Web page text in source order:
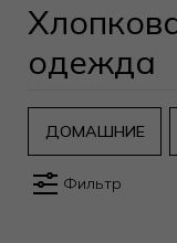
одежда
ДОМАШНИЕ
Фильтр